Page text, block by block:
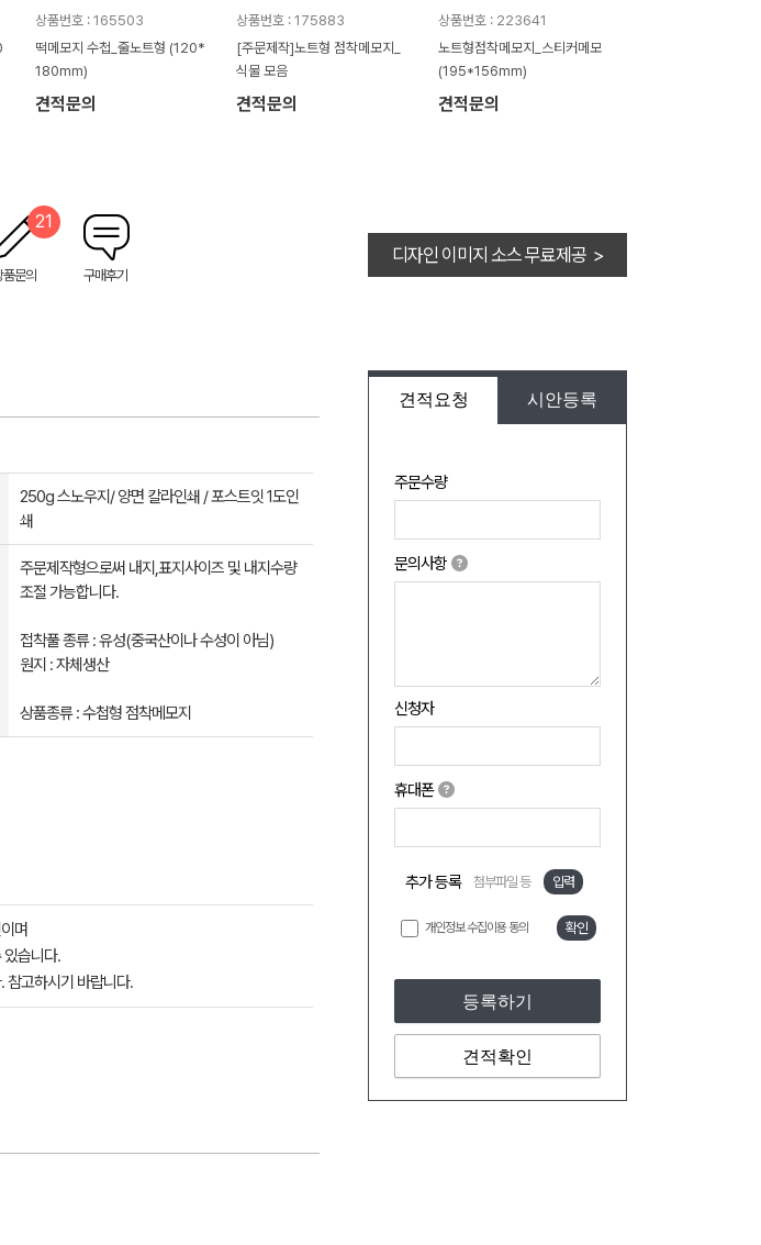
상품번호 : 165503
떡메모지 수첩_줄노트형 (120*
180mm)
견적문의
상품번호 : 175883
[주문제작]노트형 점착메모지_
식물 모음
견적문의
상품번호 : 223641
노트형점착메모지_스티커메모
(195*156mm)
견적문의
품문의
21
구매후기
디자인 이미지 소스 무료제공 >
견적요청 시안등록
주문수량
문의사항
신청자
휴대폰
추가 등록 첨부파일 등 입력
개인정보 수집이용 동의 확인
등록하기
견적확인
250g 스노우지/ 양면 칼라인쇄 / 포스트잇 1도인
쇄
주문제작형으로써 내지,표지사이즈 및 내지수량
조절 가능합니다.
접착풀 종류 : 유성(중국산이나 수성이 아님)
원지 : 자체생산
상품종류 : 수첩형 점착메모지
며
있습니다.
참고하시기 바랍니다.